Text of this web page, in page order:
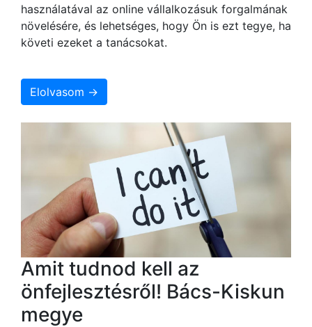
használatával az online vállalkozásuk forgalmának
növelésére, és lehetséges, hogy Ön is ezt tegye, ha
követi ezeket a tanácsokat.
Elolvasom →
Amit tudnod kell az
önfejlesztésről! Bács-Kiskun
megye